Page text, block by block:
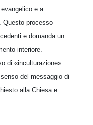
e a
Questo processo
e domanda un
interiore.
di «inculturazione»
del messaggio di
alla Chiesa e